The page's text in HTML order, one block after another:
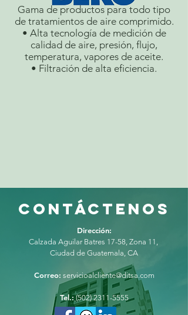
Gama de productos para todo tipo
de tratamientos de aire comprimido.
• Alta tecnología de medición de
calidad de aire, presión, flujo,
temperatura, vapores de aceite.
• Filtración de alta eficiencia.
CONTÁCTENOS
Dirección:
Calzada Aguilar Batres 17-58, Zona 11, ​
Ciudad de Guatemala, CA
Correo: servicioalcliente@ditsa.com
Tel.: (502) 2311-5555